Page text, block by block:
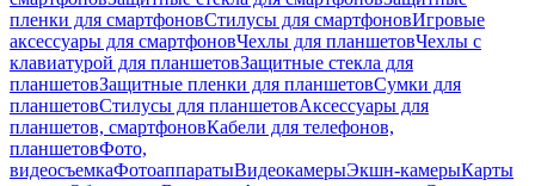
пленки для смартфоновСтилусы для смартфоновИгровые
аксессуары для смартфоновЧехлы для планшетовЧехлы с
клавиатурой для планшетовЗащитные стекла для
планшетовЗащитные пленки для планшетовСумки для
планшетовСтилусы для планшетовАксессуары для
планшетов, смартфоновКабели для телефонов,
планшетовФото,
видеосъемкаФотоаппаратыВидеокамерыЭкшн-камерыКарты